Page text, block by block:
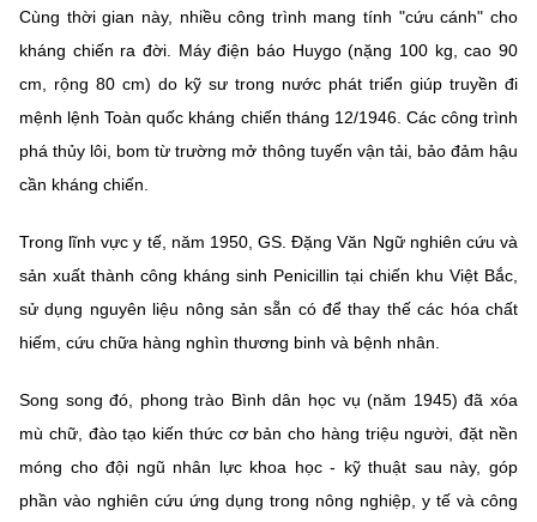
Cùng thời gian này, nhiều công trình mang tính "cứu cánh" cho
kháng chiến ra đời. Máy điện báo Huygo (nặng 100 kg, cao 90
cm, rộng 80 cm) do kỹ sư trong nước phát triển giúp truyền đi
mệnh lệnh Toàn quốc kháng chiến tháng 12/1946. Các công trình
phá thủy lôi, bom từ trường mở thông tuyến vận tải, bảo đảm hậu
cần kháng chiến.
Trong lĩnh vực y tế, năm 1950, GS. Đặng Văn Ngữ nghiên cứu và
sản xuất thành công kháng sinh Penicillin tại chiến khu Việt Bắc,
sử dụng nguyên liệu nông sản sẵn có để thay thế các hóa chất
hiếm, cứu chữa hàng nghìn thương binh và bệnh nhân.
Song song đó, phong trào Bình dân học vụ (năm 1945) đã xóa
mù chữ, đào tạo kiến thức cơ bản cho hàng triệu người, đặt nền
móng cho đội ngũ nhân lực khoa học - kỹ thuật sau này, góp
phần vào nghiên cứu ứng dụng trong nông nghiệp, y tế và công